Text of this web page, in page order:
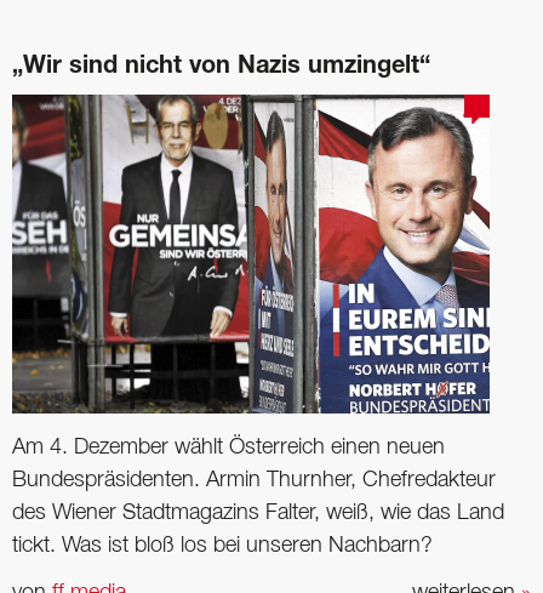
„Wir sind nicht von Nazis umzingelt“
Am 4. Dezember wählt Österreich einen neuen
Bundespräsidenten. Armin Thurnher, Chefredakteur
des Wiener Stadtmagazins Falter, weiß, wie das Land
tickt. Was ist bloß los bei unseren Nachbarn?